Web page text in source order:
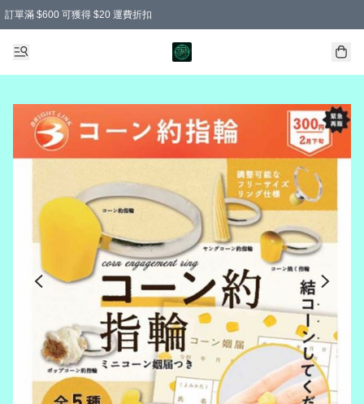
訂單滿 $600 可獲得 $20 運費折扣